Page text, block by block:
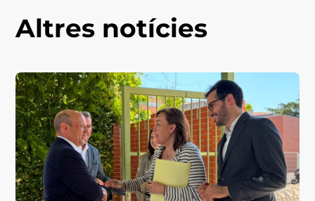
Altres notícies